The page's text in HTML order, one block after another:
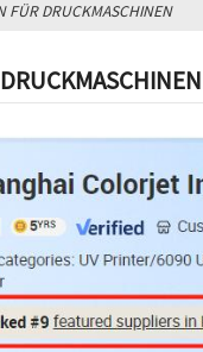
FÜR DRUCKMASCHINEN